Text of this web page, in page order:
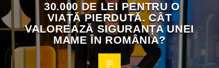
30.000 DE LEI PENTRU O
VIAȚĂ PIERDUTĂ. CÂT
VALOREAZĂ SIGURANȚA UNEI
MAME ÎN ROMÂNIA?